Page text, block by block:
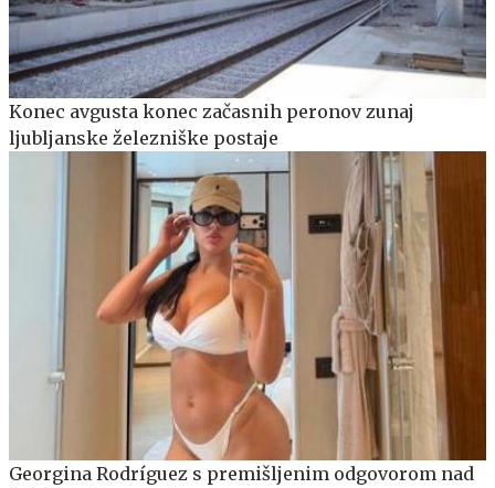
Konec avgusta konec začasnih peronov zunaj
ljubljanske železniške postaje
Georgina Rodríguez s premišljenim odgovorom nad